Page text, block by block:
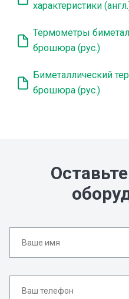
характеристики
Термометры
брошюра (рус.)
Биметаллический
брошюра (рус.)